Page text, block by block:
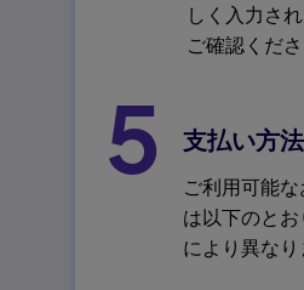
しく入力さ
ご確認くださ
5 支払い方
ご利用可能
は以下のと
により異なり